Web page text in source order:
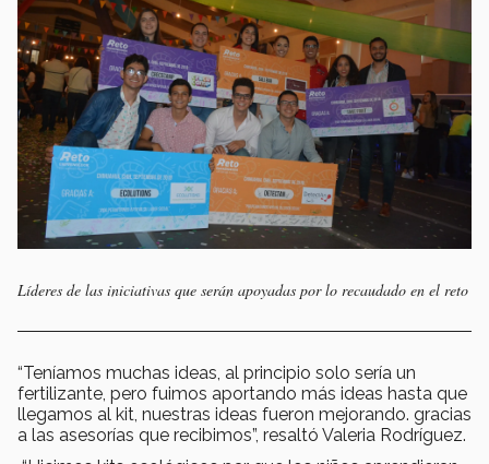
Líderes de las iniciativas que serán apoyadas por lo recaudado en el reto
“Teníamos muchas ideas, al principio solo sería un
fertilizante, pero fuimos aportando más ideas hasta que
llegamos al kit, nuestras ideas fueron mejorando. gracias
a las asesorías que recibimos”, resaltó Valeria Rodríguez.